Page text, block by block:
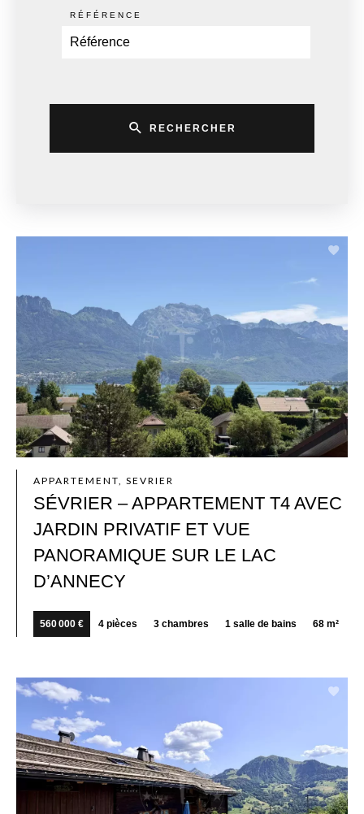
APPARTEMENT, SEVRIER
SÉVRIER – APPARTEMENT T4 AVEC
JARDIN PRIVATIF ET VUE
PANORAMIQUE SUR LE LAC
D’ANNECY
560 000 € 4 pièces 3 chambres 1 salle de bains 68 m²
RÉFÉRENCE
RECHERCHER